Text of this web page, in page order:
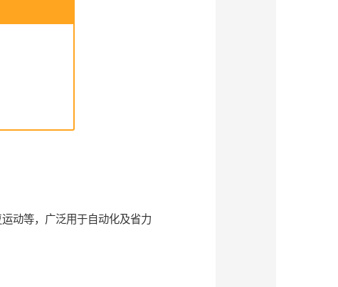
动等，广泛用于自动化及省力